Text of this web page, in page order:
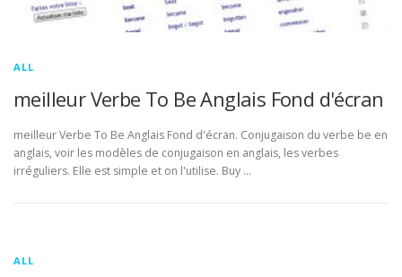
ALL
meilleur Verbe To Be Anglais Fond d'écran
meilleur Verbe To Be Anglais Fond d'écran. Conjugaison du verbe be en
anglais, voir les modèles de conjugaison en anglais, les verbes
irréguliers. Elle est simple et on l'utilise. Buy …
ALL